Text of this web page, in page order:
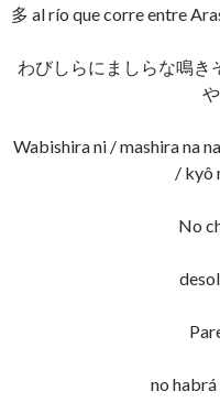
多 al río que corre entre
わびしらにましらな鳴き
Wabishira ni / mashira na
/ kyô
No
no